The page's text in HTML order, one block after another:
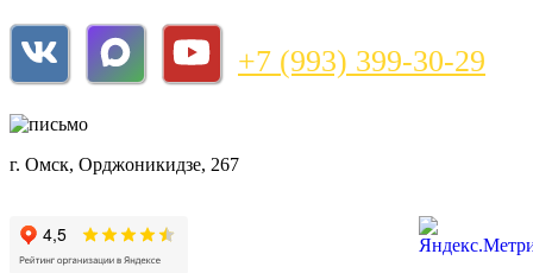
+7 (993) 399-30-29
г. Омск, Орджоникидзе, 267